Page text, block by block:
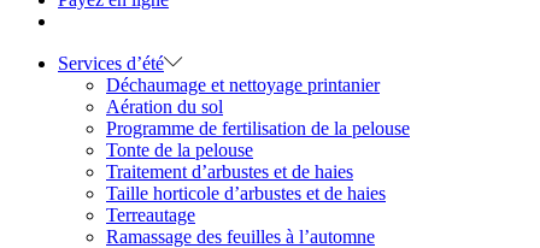
Services d’été
Déchaumage et nettoyage printanier
Aération du sol
Programme de fertilisation de la pelouse
Tonte de la pelouse
Traitement d’arbustes et de haies
Taille horticole d’arbustes et de haies
Terreautage
Ramassage des feuilles à l’automne